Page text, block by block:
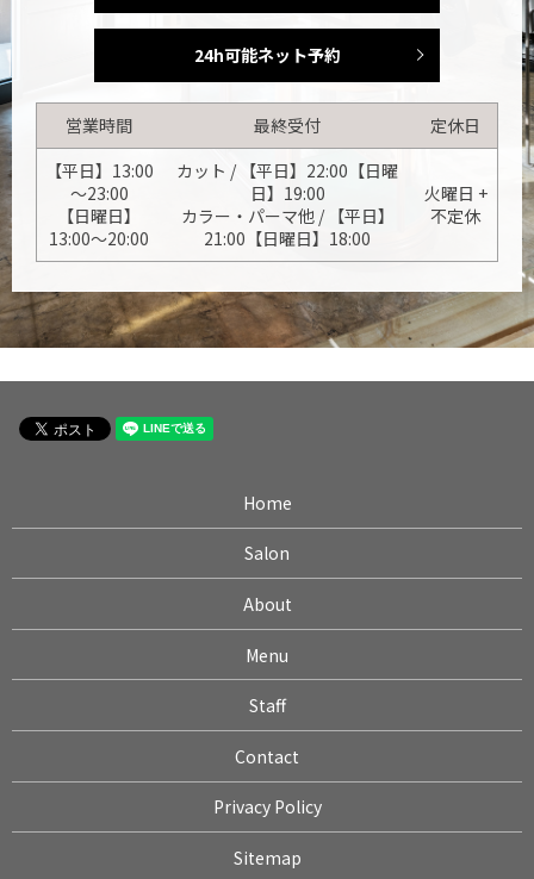
24h可能ネット予約
営業時間 最終受付
定休日
【平日】13:00
～23:00
【日曜日】
13:00～20:00
カット / 【平日】22:00【日曜
日】19:00
カラー・パーマ他 / 【平日】
21:00【日曜日】18:00
火曜日 +
不定休
Home
Salon
About
Menu
Staff
Contact
Privacy Policy
Sitemap